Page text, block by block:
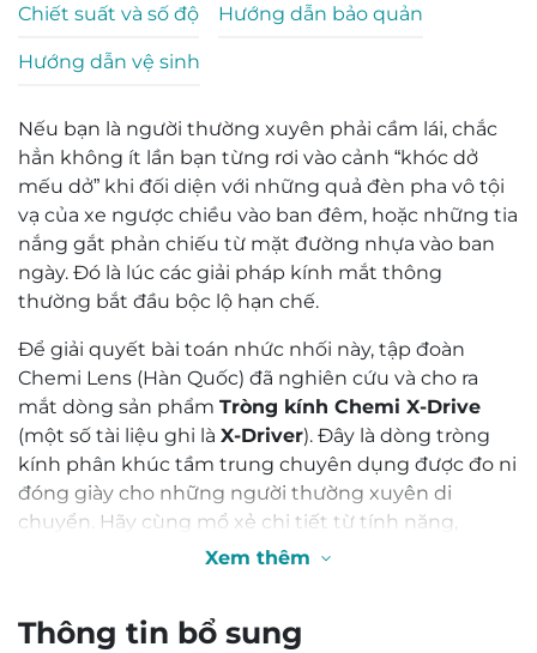
Chiết suất và số độ Hướng dẫn bảo quản
Hướng dẫn vệ sinh
Nếu bạn là người thường xuyên phải cầm lái, chắc
hẳn không ít lần bạn từng rơi vào cảnh “khóc dở
mếu dở” khi đối diện với những quả đèn pha vô tội
vạ của xe ngược chiều vào ban đêm, hoặc những tia
nắng gắt phản chiếu từ mặt đường nhựa vào ban
ngày. Đó là lúc các giải pháp kính mắt thông
thường bắt đầu bộc lộ hạn chế.
Để giải quyết bài toán nhức nhối này, tập đoàn
Chemi Lens (Hàn Quốc) đã nghiên cứu và cho ra
mắt dòng sản phẩm Tròng kính Chemi X-Drive
(một số tài liệu ghi là X-Driver). Đây là dòng tròng
kính phân khúc tầm trung chuyên dụng được đo ni
đóng giày cho những người thường xuyên di
chuyển. Hãy cùng mổ xẻ chi tiết từ tính năng,
thông số cho đến những đánh giá thực tế nhất về
Xem thêm